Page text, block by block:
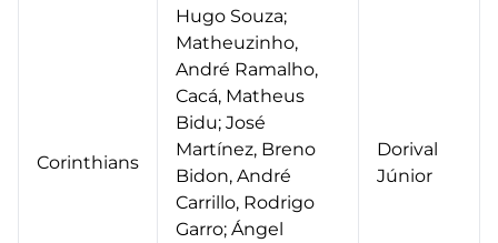
Corinthians
Hugo Souza;
Matheuzinho,
André Ramalho,
Cacá, Matheus
Bidu; José
Martínez, Breno
Bidon, André
Carrillo, Rodrigo
Garro; Ángel
Dorival
Júnior